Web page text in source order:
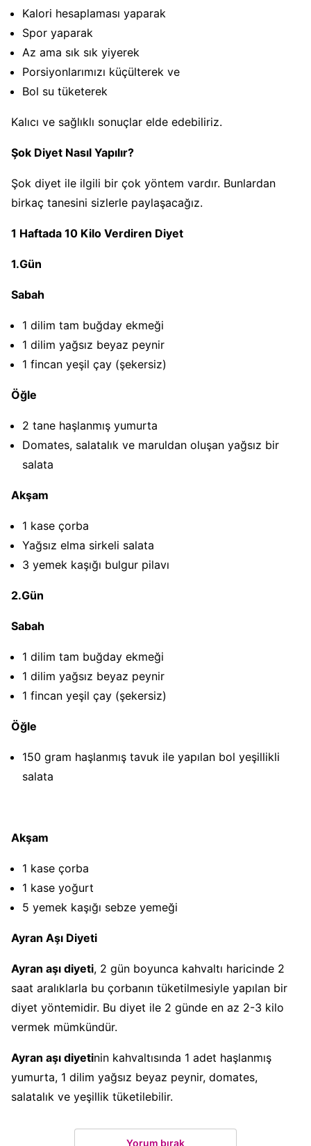
Kalori hesaplaması yaparak
Spor yaparak
Az ama sık sık yiyerek
Porsiyonlarımızı küçülterek ve
Bol su tüketerek
Kalıcı ve sağlıklı sonuçlar elde edebiliriz.
Şok Diyet Nasıl Yapılır?
Şok diyet ile ilgili bir çok yöntem vardır. Bunlardan
birkaç tanesini sizlerle paylaşacağız.
1 Haftada 10 Kilo Verdiren Diyet
1.Gün
Sabah
1 dilim tam buğday ekmeği
1 dilim yağsız beyaz peynir
1 fincan yeşil çay (şekersiz)
Öğle
2 tane haşlanmış yumurta
Domates, salatalık ve maruldan oluşan yağsız bir
salata
Akşam
1 kase çorba
Yağsız elma sirkeli salata
3 yemek kaşığı bulgur pilavı
2.Gün
Sabah
1 dilim tam buğday ekmeği
1 dilim yağsız beyaz peynir
1 fincan yeşil çay (şekersiz)
Öğle
150 gram haşlanmış tavuk ile yapılan bol yeşillikli
salata
Akşam
1 kase çorba
1 kase yoğurt
5 yemek kaşığı sebze yemeği
Ayran Aşı Diyeti
Ayran aşı diyeti, 2 gün boyunca kahvaltı haricinde 2
saat aralıklarla bu çorbanın tüketilmesiyle yapılan bir
diyet yöntemidir. Bu diyet ile 2 günde en az 2-3 kilo
vermek mümkündür.
Ayran aşı diyetinin kahvaltısında 1 adet haşlanmış
yumurta, 1 dilim yağsız beyaz peynir, domates,
salatalık ve yeşillik tüketilebilir.
Yorum bırak